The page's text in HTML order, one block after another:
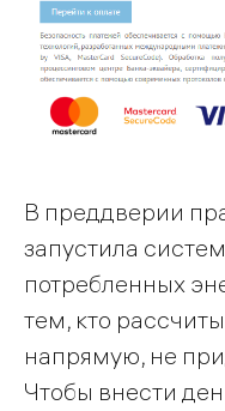
В преддверии
запустила
потребленных
тем, кто
напрямую, не
Чтобы внести